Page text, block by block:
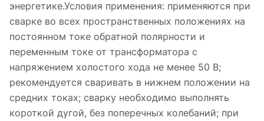
энергетике.Условия применения: применяются при
сварке во всех пространственных положениях на
постоянном токе обратной полярности и
переменным токе от трансформатора с
напряжением холостого хода не менее 50 В;
рекомендуется сваривать в нижнем положении на
средних токах; сварку необходимо выполнять
короткой дугой, без поперечных колебаний; при